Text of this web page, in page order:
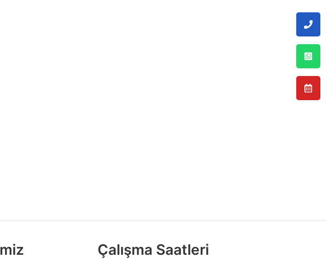
Çalışma Saatleri